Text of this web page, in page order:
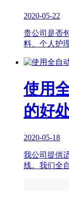
2020-05-22
贵公司是否
料、个人护
使用
的好
2020-05-18
我公司提供
线。我们全